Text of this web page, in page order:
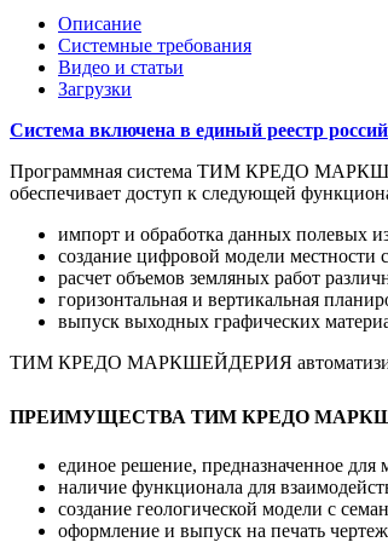
Описание
Системные требования
Видео и статьи
Загрузки
Система включена в единый реестр
Программная система ТИМ КРЕДО
обеспечивает доступ к следующей
импорт и обработка данных полевых
создание цифровой модели местности
расчет объемов земляных работ
горизонтальная и вертикальная
выпуск выходных графических
ТИМ КРЕДО МАРКШЕЙДЕРИЯ
ПРЕИМУЩЕСТВА ТИМ КРЕДО
единое решение, предназначенное
наличие функционала для
создание геологической модели с
оформление и выпуск на печать